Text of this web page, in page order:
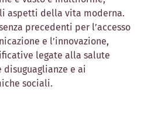
aspetti della vita moderna.
precedenti per l’accesso
e l’innovazione,
legate alla salute
e ai
sociali.